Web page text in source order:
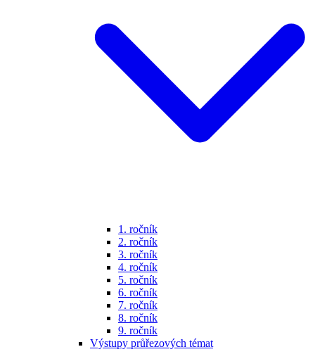
1. ročník
2. ročník
3. ročník
4. ročník
5. ročník
6. ročník
7. ročník
8. ročník
9. ročník
Výstupy průřezových témat